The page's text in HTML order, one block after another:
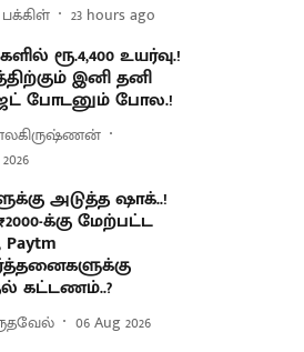
23 hours ago
ரூ.4,400 உயர்வு.!
இனி தனி
போடனும் போல.!
அடுத்த ஷாக்..!
க்கு மேற்பட்ட
Paytm
கட்டணம்..?
06 Aug 2026